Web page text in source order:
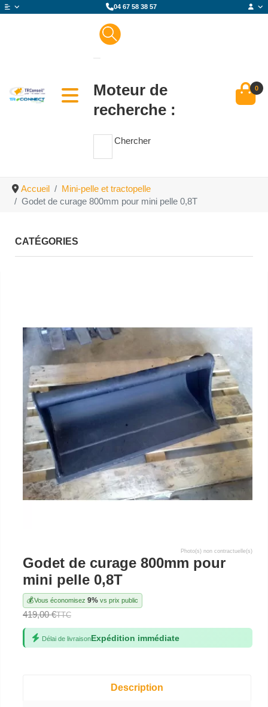
04 67 58 38 57
Moteur de
recherche :
Chercher
0
Accueil
Mini-pelle et tractopelle
Godet de curage 800mm pour mini pelle 0,8T
CATÉGORIES
Photo(s) non contractuelle(s)
Godet de curage 800mm pour
mini pelle 0,8T
💰Vous économisez 9% vs prix public
419,00 €TTC
Délai de livraisonExpédition immédiate
Description